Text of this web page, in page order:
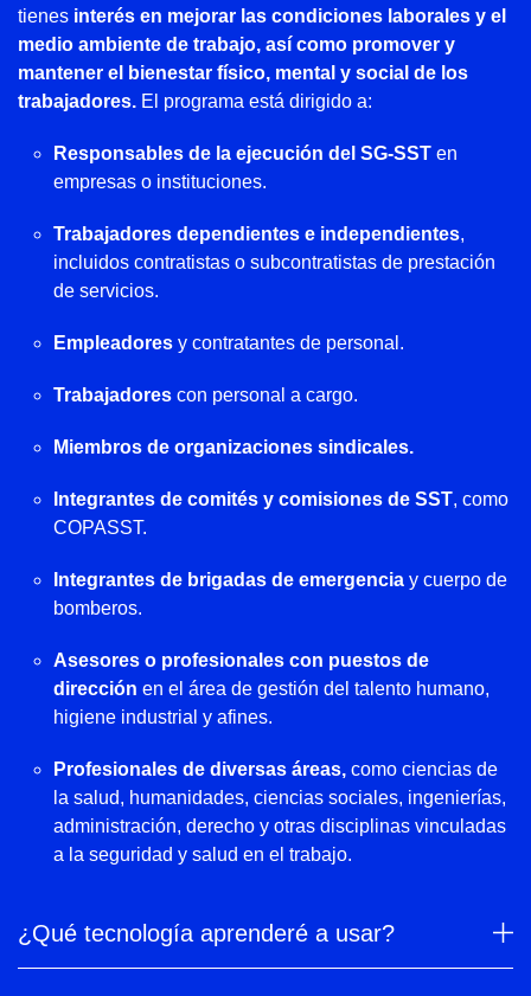
tienes interés en mejorar las condiciones laborales y el
medio ambiente de trabajo, así como promover y
mantener el bienestar físico, mental y social de los
trabajadores. El programa está dirigido a:
Responsables de la ejecución del SG-SST en
empresas o instituciones.
Trabajadores dependientes e independientes,
incluidos contratistas o subcontratistas de prestación
de servicios.
Empleadores y contratantes de personal.
Trabajadores con personal a cargo.
Miembros de organizaciones sindicales.
Integrantes de comités y comisiones de SST, como
COPASST.
Integrantes de brigadas de emergencia y cuerpo de
bomberos.
Asesores o profesionales con puestos de
dirección en el área de gestión del talento humano,
higiene industrial y afines.
Profesionales de diversas áreas, como ciencias de
la salud, humanidades, ciencias sociales, ingenierías,
administración, derecho y otras disciplinas vinculadas
a la seguridad y salud en el trabajo.
¿Qué tecnología aprenderé a usar?